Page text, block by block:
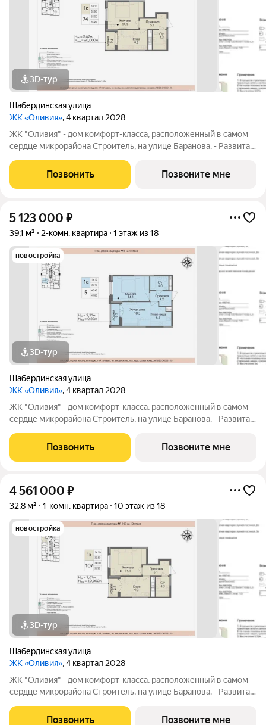
3D-тур
Шабердинская улица
ЖК «Оливия», 4 квартал 2028
ЖК "Оливия" - дом комфорт-класса, расположенный в самом
сердце микрорайона Строитель, на улице Баранова. - Развитая
Матрица, остановки общественного транспорта, поликлиники
для взрослых и
Позвонить Позвоните мне
5 123 000 ₽
39,1 м² 2-комн. квартира 1 этаж из 18
новостройка
3D-тур
Шабердинская улица
ЖК «Оливия», 4 квартал 2028
ЖК "Оливия" - дом комфорт-класса, расположенный в самом
сердце микрорайона Строитель, на улице Баранова. - Развитая
Матрица, остановки общественного транспорта, поликлиники
для взрослых и
Позвонить Позвоните мне
4 561 000 ₽
32,8 м² 1-комн. квартира 10 этаж из 18
новостройка
3D-тур
Шабердинская улица
ЖК «Оливия», 4 квартал 2028
ЖК "Оливия" - дом комфорт-класса, расположенный в самом
сердце микрорайона Строитель, на улице Баранова. - Развитая
Матрица, остановки общественного транспорта, поликлиники
Позвонить Позвоните мне